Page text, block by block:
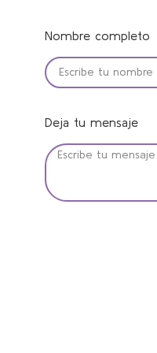
Nombre completo
Deja tu mensaje